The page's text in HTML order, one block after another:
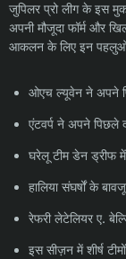
जुपिलर प्रो लीग के इस
अपनी मौजूदा फॉर्म और
आकलन के लिए इन पहलुओं
ओएच ल्यूवेन ने अपने
एंटवर्प ने अपने पिछले
घरेलू टीम डेन ड्रीफ
हालिया संघर्षों के
रेफरी लेटेलियर ए.
इस सीज़न में शीर्ष